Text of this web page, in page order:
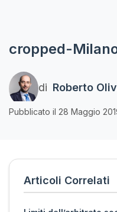
cropped-
di Roberto
Pubblicato il 28 Maggio
Articoli Correlati